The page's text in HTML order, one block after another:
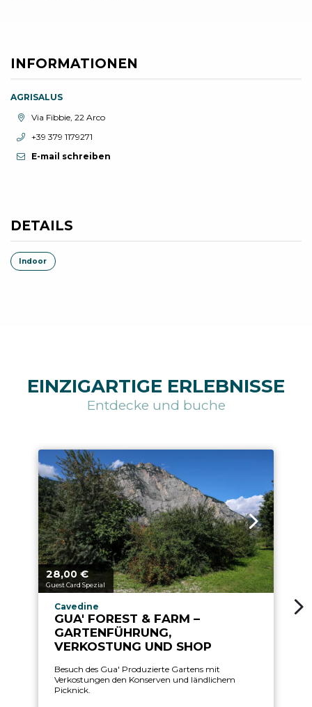
DETAILS
Indoor
INFORMATIONEN
AGRISALUS
aria.location:
Via Fibbie, 22 Arco
aria.phone:
+39 379 1179271
E-mail schreiben
EINZIGARTIGE ERLEBNISSE
Entdecke und buche
aria.price_from_prefix
28,00 €
Guest Card Spezial
aria.experience_location_prefix
Cavedine
GUA' FOREST & FARM –
GARTENFÜHRUNG,
VERKOSTUNG UND SHOP
Besuch des Gua' Produzierte Gartens mit
Verkostungen den Konserven und ländlichem
Picknick.